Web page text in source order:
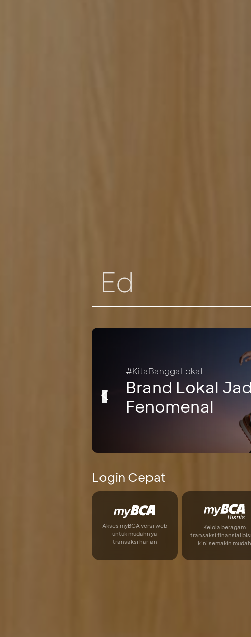
#KitaBanggaLokal
Brand Lokal
Fenomenal
Login Cepat
Akses myBCA versi web
untuk mudahnya
transaksi harian
Kelola beragam
transaksi finansial
kini semakin mudah